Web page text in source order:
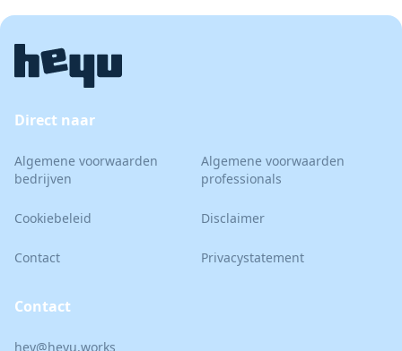
Direct naar
Algemene voorwaarden
bedrijven
Algemene voorwaarden
professionals
Cookiebeleid Disclaimer
Contact Privacystatement
Contact
hey@heyu.works